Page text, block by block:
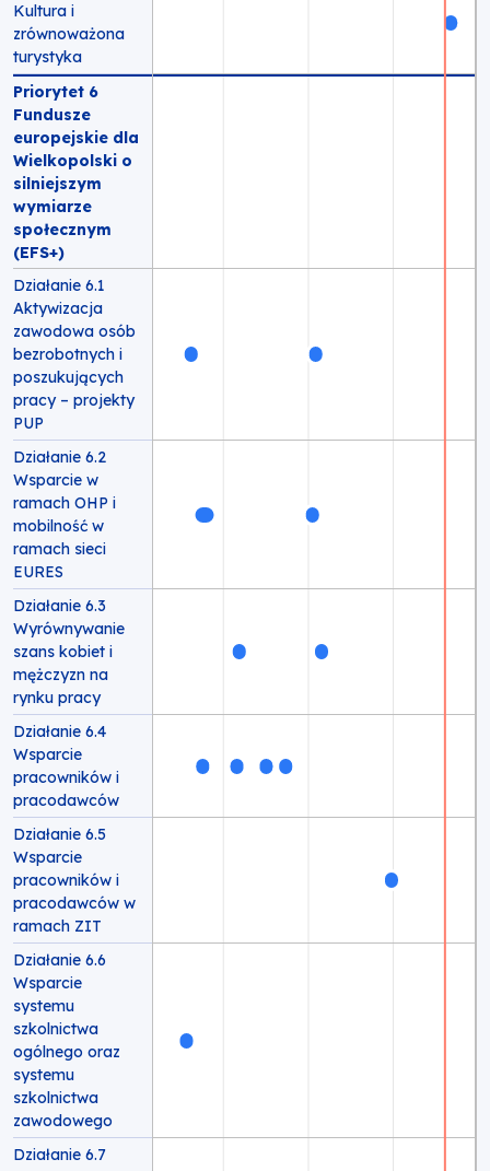
Kultura i
zrównoważona
turystyka
Priorytet 6
Fundusze
europejskie dla
Wielkopolski o
silniejszym
wymiarze
społecznym
(EFS+)
Działanie 6.1
Aktywizacja
zawodowa osób
bezrobotnych i
poszukujących
pracy – projekty
PUP
Działanie 6.2
Wsparcie w
ramach OHP i
mobilność w
ramach sieci
EURES
Działanie 6.3
Wyrównywanie
szans kobiet i
mężczyzn na
rynku pracy
Działanie 6.4
Wsparcie
pracowników i
pracodawców
Działanie 6.5
Wsparcie
pracowników i
pracodawców w
ramach ZIT
Działanie 6.6
Wsparcie
systemu
szkolnictwa
ogólnego oraz
systemu
szkolnictwa
zawodowego
Działanie 6.7